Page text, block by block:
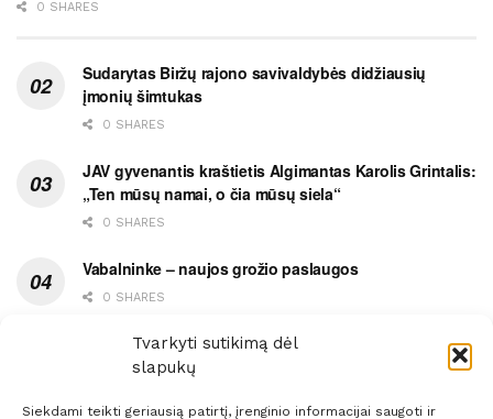
Tvarkyti sutikimą dėl
slapukų
Siekdami teikti geriausią patirtį, įrenginio informacijai saugoti ir
0 SHARES
Sudarytas Biržų rajono savivaldybės didžiausių
įmonių šimtukas
0 SHARES
JAV gyvenantis kraštietis Algimantas Karolis Grintalis:
„Ten mūsų namai, o čia mūsų siela“
0 SHARES
Vabalninke – naujos grožio paslaugos
0 SHARES
Vytauto gatvės grimasos, arba užsitęsusi Biržų gėda
0 SHARES